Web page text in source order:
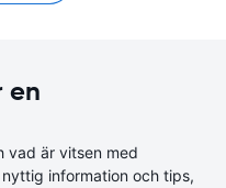
en
vad är vitsen med
information och tips,